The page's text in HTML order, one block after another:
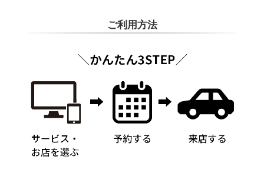
ご利用方法